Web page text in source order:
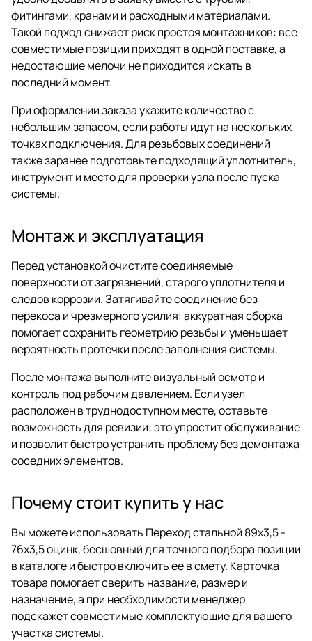
фитингами, кранами и расходными материалами.
Такой подход снижает риск простоя монтажников: все
совместимые позиции приходят в одной поставке, а
недостающие мелочи не приходится искать в
последний момент.
При оформлении заказа укажите количество с
небольшим запасом, если работы идут на нескольких
точках подключения. Для резьбовых соединений
также заранее подготовьте подходящий уплотнитель,
инструмент и место для проверки узла после пуска
системы.
Монтаж и эксплуатация
Перед установкой очистите соединяемые
поверхности от загрязнений, старого уплотнителя и
следов коррозии. Затягивайте соединение без
перекоса и чрезмерного усилия: аккуратная сборка
помогает сохранить геометрию резьбы и уменьшает
вероятность протечки после заполнения системы.
После монтажа выполните визуальный осмотр и
контроль под рабочим давлением. Если узел
расположен в труднодоступном месте, оставьте
возможность для ревизии: это упростит обслуживание
и позволит быстро устранить проблему без демонтажа
соседних элементов.
Почему стоит купить у нас
Вы можете использовать Переход стальной 89х3,5 -
76х3,5 оцинк, бесшовный для точного подбора позиции
в каталоге и быстро включить ее в смету. Карточка
товара помогает сверить название, размер и
назначение, а при необходимости менеджер
подскажет совместимые комплектующие для вашего
участка системы.